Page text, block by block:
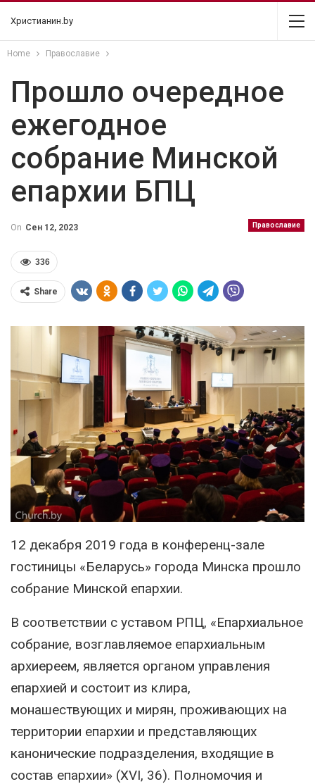
Христианин.by
Home Православие
Прошло очередное
ежегодное
собрание Минской
епархии БПЦ
Православие
On Сен 12, 2023
336
Share
12 декабря 2019 года в конференц-зале
гостиницы «Беларусь» города Минска прошло
собрание Минской епархии.
В соответствии с уставом РПЦ, «Епархиальное
собрание, возглавляемое епархиальным
архиереем, является органом управления
епархией и состоит из клира,
монашествующих и мирян, проживающих на
территории епархии и представляющих
канонические подразделения, входящие в
состав епархии» (XVI, 36). Полномочия и